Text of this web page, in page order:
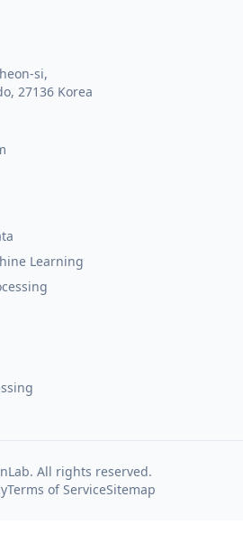
si,
27136 Korea
Learning
All rights reserved.
Terms of ServiceSitemap